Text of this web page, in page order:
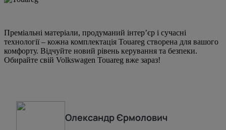
Преміальні матеріали, продуманий інтер’єр і сучасні
технології – кожна комплектація Touareg створена для вашого
комфорту. Відчуйте новий рівень керування та безпеки.
Обирайте свій Volkswagen Touareg вже зараз!
ОлександрЄрмолович